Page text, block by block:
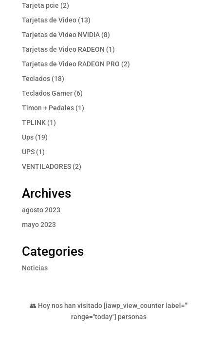
Tarjeta pcie 22
productos
Tarjetas de Video 1313
productos
Tarjetas de Video NVIDIA 88
productos
Tarjetas de Video RADEON 11
producto
Tarjetas de Video RADEON PRO 22
Teclados 1818
productos
Teclados Gamer 66
productos
Timon + Pedales 11
TPLINK 11
Ups 1919
UPS 11
producto
VENTILADORES 22
Archives
agosto 2023
mayo 2023
Categories
Noticias
👥 Hoy nos han visitado [iawp_view_counter label=""
range="today"] personas